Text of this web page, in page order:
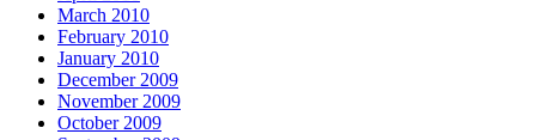
March 2010
February 2010
January 2010
December 2009
November 2009
October 2009